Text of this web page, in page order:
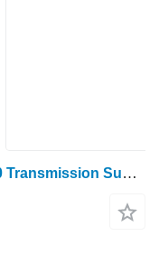
John Deere 6200, 6210, 6220, 6310 Transmission Sun Gear 38t RE41265 pour tracteur à roues 6200